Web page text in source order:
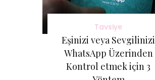
Tavsiye
Eşinizi veya Sevgilinizi
WhatsApp Üzerinden
Kontrol etmek için 3